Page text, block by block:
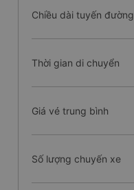
Chiều dài tuyến đường
Thời gian di chuyển
Giá vé trung bình
Số lượng chuyến xe